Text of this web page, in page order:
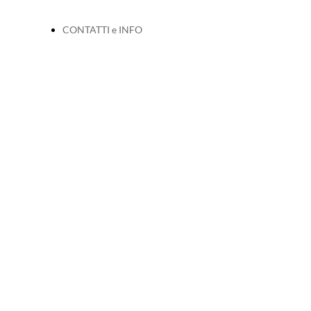
CONTATTI e INFO